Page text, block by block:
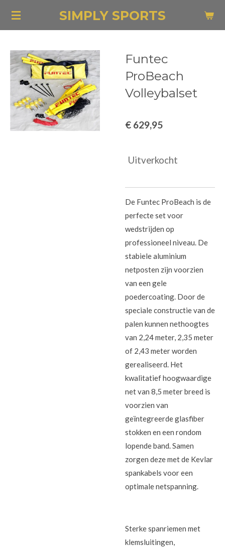
Ga
de
hoofdinhoud
SIMPLY SPORTS
Funtec
ProBeach
Volleybalset
€ 629,95
Uitverkocht
De Funtec ProBeach is de
perfecte set voor
wedstrijden op
professioneel niveau. De
stabiele aluminium
netposten zijn voorzien
van een gele
poedercoating. Door de
speciale constructie van de
palen kunnen nethoogtes
van 2,24 meter, 2,35 meter
of 2,43 meter worden
gerealiseerd. Het
kwalitatief hoogwaardige
net van 8,5 meter breed is
voorzien van
geïntegreerde glasfiber
stokken en een rondom
lopende band. Samen
zorgen deze met de Kevlar
spankabels voor een
optimale netspanning.
Sterke spanriemen met
klemsluitingen,